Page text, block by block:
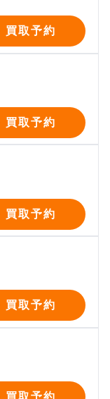
買取予約
買取予約
買取予約
買取予約
買取予約